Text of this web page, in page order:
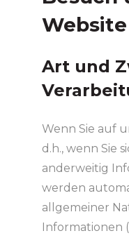
Website
Art und
Wenn Sie auf
d.h., wenn Sie
anderweitig
werden
allgemeiner
Informationen